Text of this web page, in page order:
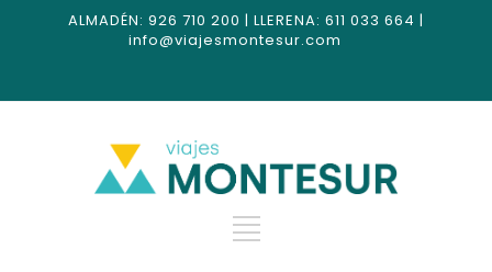
ALMADÉN: 926 710 200 | LLERENA: 611 033 664 |
info@viajesmontesur.com